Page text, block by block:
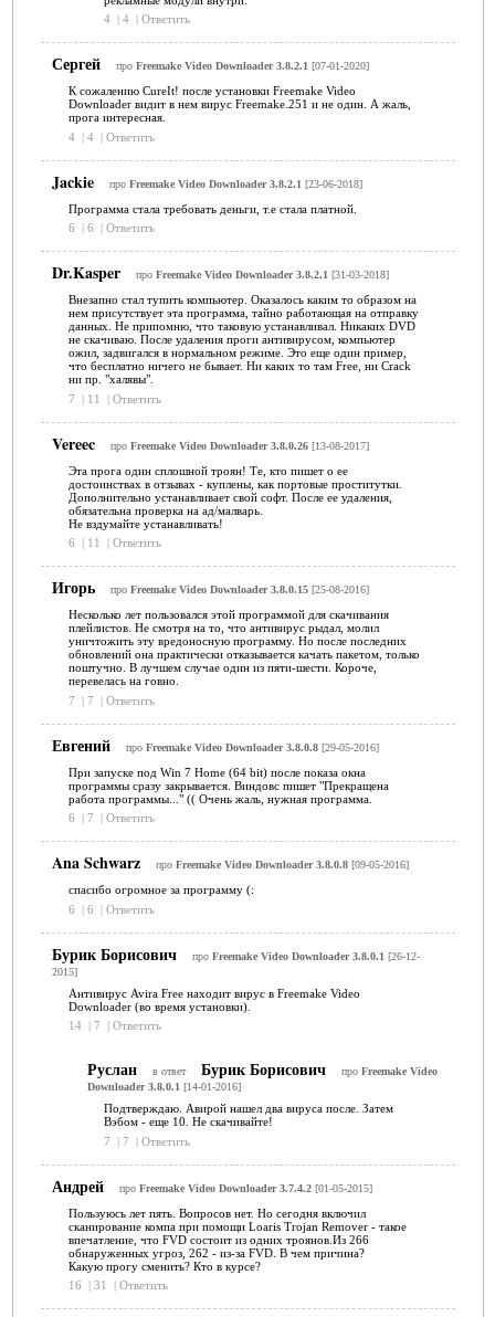
4 | 4 | Ответить
Сергей про Freemake Video Downloader 3.8.2.1 [07-01-2020]
К сожалению CureIt! после установки Freemake Video
Downloader видит в нем вирус Freemake.251 и не один. А жаль,
прога интересная.
4 | 4 | Ответить
Jackie про Freemake Video Downloader 3.8.2.1 [23-06-2018]
Программа стала требовать деньги, т.е стала платной.
6
| 6 | Ответить
Dr.Kasper про Freemake Video Downloader 3.8.2.1 [31-03-2018]
Внезапно стал тупить компьютер. Оказалось каким то образом на
нем присутствует эта программа, тайно работающая на отправку
данных. Не припомню, что таковую устанавливал. Никаких DVD
не скачиваю. После удаления проги антивирусом, компьютер
ожил, задвигался в нормальном режиме. Это еще один пример,
что бесплатно ничего не бывает. Ни каких то там Free, ни Crack
ни пр. "халявы".
7
| 11 | Ответить
Vereec про Freemake Video Downloader 3.8.0.26[13-08-2017]
Эта прога один сплошной троян! Те, кто пишет о ее
достоинствах в отзывах - куплены, как портовые проститутки.
Дополнительно устанавливает свой софт. После ее удаления,
обязательна проверка на ад/малварь.
Не вздумайте устанавливать!
6
| 11 | Ответить
Игорь про Freemake Video Downloader 3.8.0.15[25-08-2016]
Несколько лет пользовался этой программой для скачивания
плейлистов. Не смотря на то, что антивирус рыдал, молил
уничтожить эту вредоносную программу. Но после последних
обновлений она практически отказывается качать пакетом, только
поштучно. В лучшем случае один из пяти-шести. Короче,
перевелась на говно.
7
| 7 | Ответить
Евгений про Freemake Video Downloader 3.8.0.8[29-05-2016]
При запуске под Win 7 Home (64 bit) после показа окна
программы сразу закрывается. Виндовс пишет "Прекращена
работа программы..." (( Очень жаль, нужная программа.
6
| 7 | Ответить
Ana Schwarz про Freemake Video Downloader 3.8.0.8[09-05-2016]
спасибо огромное за программу (:
6
| 6 | Ответить
Бурик Борисович про Freemake Video Downloader 3.8.0.1 [26-12-
2015]
Антивирус Avira Free находит вирус в Freemake Video
Downloader (во время установки).
14 | 7 | Ответить
Руслан в ответ Бурик Борисович про Freemake Video
Downloader 3.8.0.1 [14-01-2016]
Подтверждаю. Авирой нашел два вируса после. Затем
Вэбом - еще 10. Не скачивайте!
7
| 7 | Ответить
Андрей про Freemake Video Downloader 3.7.4.2[01-05-2015]
Пользуюсь лет пять. Вопросов нет. Но сегодня включил
сканирование компа при помощи Loaris Trojan Remover - такое
впечатление, что FVD состоит из одних троянов.Из 266
обнаруженных угроз, 262 - из-за FVD. В чем причина?
Какую прогу сменить? Кто в курсе?
16
| 31 | Ответить